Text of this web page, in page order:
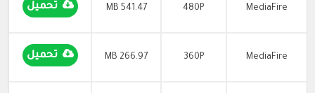
MediaFire
480P
541.47 MB تحميل
MediaFire
360P
266.97 MB تحميل